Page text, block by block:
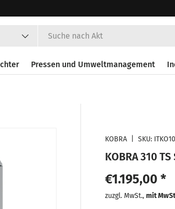
Pressen und Umweltmanagement
KOBRA |SKU:
KOBRA 310
Normaler
€1.195,00 *
zuzgl. MwSt.,mit